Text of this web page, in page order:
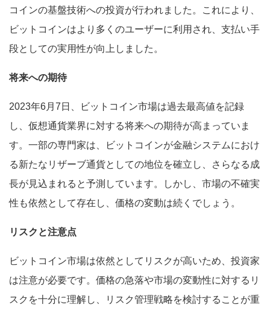
コインの基盤技術への投資が行われました。これにより、
ビットコインはより多くのユーザーに利用され、支払い手
段としての実用性が向上しました。
将来への期待
2023年6月7日、ビットコイン市場は過去最高値を記録
し、仮想通貨業界に対する将来への期待が高まっていま
す。一部の専門家は、ビットコインが金融システムにおけ
る新たなリザーブ通貨としての地位を確立し、さらなる成
長が見込まれると予測しています。しかし、市場の不確実
性も依然として存在し、価格の変動は続くでしょう。
リスクと注意点
ビットコイン市場は依然としてリスクが高いため、投資家
は注意が必要です。価格の急落や市場の変動性に対するリ
スクを十分に理解し、リスク管理戦略を検討することが重